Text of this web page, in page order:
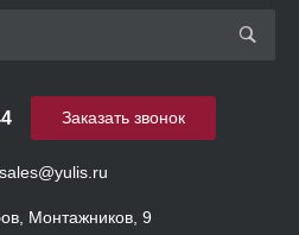
sales@yulis.ru
Монтажников, 9
Заказать звонок